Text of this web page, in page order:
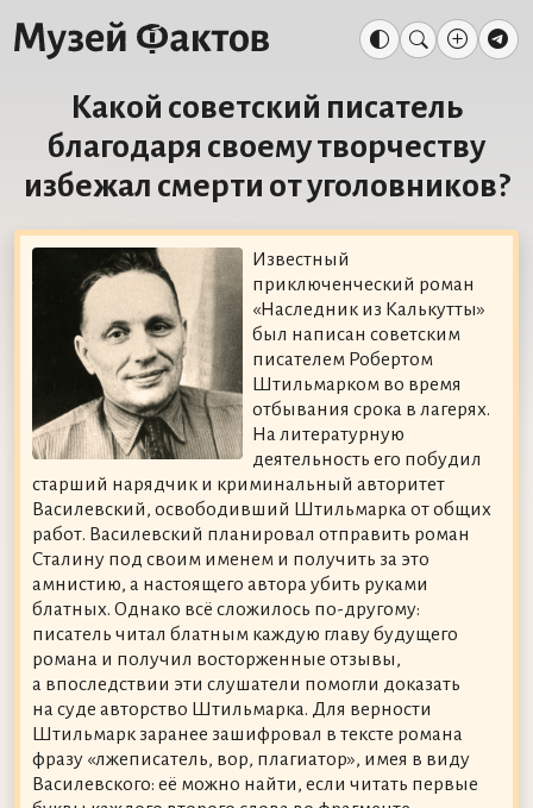
Какой советский писатель
благодаря своему творчеству
избежал смерти от уголовников?
Известный
приключенческий роман
«Наследник из Калькутты»
был написан советским
писателем Робертом
Штильмарком во время
отбывания срока в лагерях.
На литературную
деятельность его побудил
старший нарядчик и криминальный авторитет
Василевский, освободивший Штильмарка от общих
работ. Василевский планировал отправить роман
Сталину под своим именем и получить за это
амнистию, а настоящего автора убить руками
блатных. Однако всё сложилось по-другому:
писатель читал блатным каждую главу будущего
романа и получил восторженные отзывы,
а впоследствии эти слушатели помогли доказать
на суде авторство Штильмарка. Для верности
Штильмарк заранее зашифровал в тексте романа
фразу «лжеписатель, вор, плагиатор», имея в виду
Василевского: её можно найти, если читать первые